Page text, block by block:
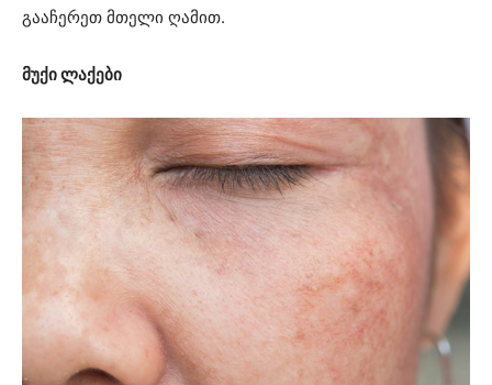
გააჩერეთ მთელი ღამით.
მუქი ლაქები